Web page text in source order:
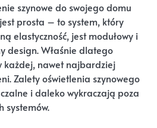
szynowe do swojego domu
prosta – to system, który
elastyczność, jest modułowy i
design. Właśnie dlatego
każdej, nawet najbardziej
Zalety oświetlenia szynowego
i daleko wykraczają poza
systemów.